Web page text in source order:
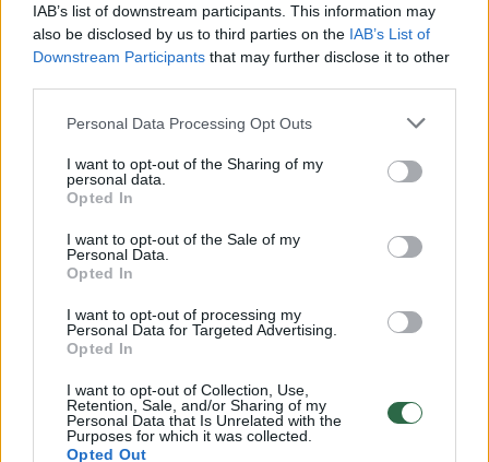
IAB’s list of downstream participants. This information may
also be disclosed by us to third parties on the IAB’s List of
Downstream Participants that may further disclose it to other
Personal Data Processing Opt Outs
I want to opt-out of the Sharing of my
personal data.
Opted In
I want to opt-out of the Sale of my
Personal Data.
Opted In
I want to opt-out of processing my
Personal Data for Targeted Advertising.
Opted In
I want to opt-out of Collection, Use,
Retention, Sale, and/or Sharing of my
Personal Data that Is Unrelated with the
Purposes for which it was collected.
Opted Out
europinio bei euroatlantinio kurso
nekeičiamumą“.
Iš konstitucijos taip pat bus pašalinta norma,
kad „Ukrainos teritorijoje esančių karinių
bazių naudojimas laikinam užsienio karinių
sąlygomis remiantis tvarka, nustatyta
Ukrainos tarptautiniais susitarimais,
ratifikuotais Aukščiausiosios Rados“.
Anksčiau Rusijos Juodosios jūros laivynas,
pagal susitarimą su Ukraina, bazavosi